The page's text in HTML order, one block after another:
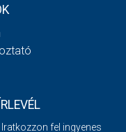
fel ingyenes